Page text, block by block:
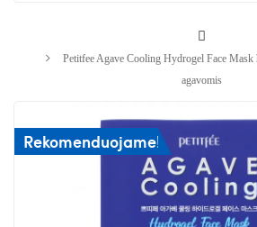
Petitfee Agave Cooling Hydrogel Face Mask
agavomis
Rekomenduojame!